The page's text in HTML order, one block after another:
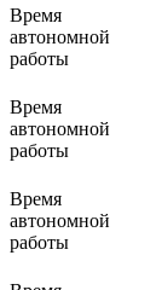
Время
автономной
работы
Время
автономной
работы
Время
автономной
работы